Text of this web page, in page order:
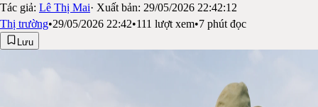
Tác giả: Lê Thị Mai· Xuất bản: 29/05/2026 22:42:12
Thị trường•29/05/2026 22:42•111 lượt xem•7 phút đọc
Lưu